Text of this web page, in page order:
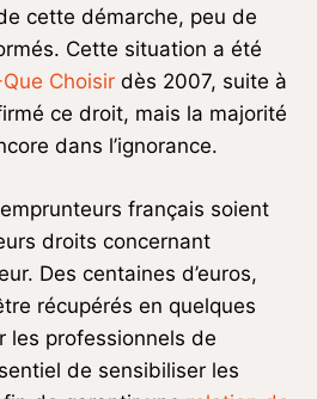
cette démarche, peu de
Cette situation a été
Choisir dès 2007, suite à
ce droit, mais la majorité
dans l’ignorance.
français soient
droits concernant
Des centaines d’euros,
récupérés en quelques
les professionnels de
de sensibiliser les